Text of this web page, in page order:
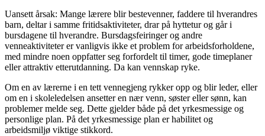
Uansett årsak: Mange lærere blir bestevenner, faddere til hverandres
barn, deltar i samme fritidsaktiviteter, drar på hyttetur og går i
bursdagene til hverandre. Bursdagsfeiringer og andre
venneaktiviteter er vanligvis ikke et problem for arbeidsforholdene,
med mindre noen oppfatter seg forfordelt til timer, gode timeplaner
eller attraktiv etterutdanning. Da kan vennskap ryke.
Om en av lærerne i en tett vennegjeng rykker opp og blir leder, eller
om en i skoleledelsen ansetter en nær venn, søster eller sønn, kan
problemer melde seg. Dette gjelder både på det yrkesmessige og
personlige plan. På det yrkesmessige plan er habilitet og
arbeidsmiljø viktige stikkord.